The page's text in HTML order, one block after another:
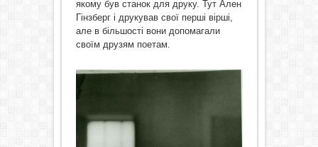
якому був станок для друку. Тут Ален
Гінзберг і друкував свої перші вірші,
але в більшості вони допомагали
своїм друзям поетам.